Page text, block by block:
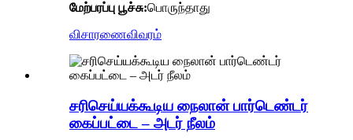
மேற்பரப்பு பூச்சு:பொருந்தாது
விசாரணைவிவரம்
சரிசெய்யக்கூடிய நைலான் பார்டெண்டர்
கைப்பட்டை – அடர் நீலம்